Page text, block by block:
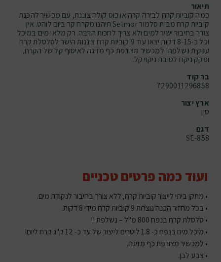
תיאור
כמה קוביות קרח לבירה קרה או כוס קולה צוננת, עם מכשיר להכנת
קוביות קרח מבית סלמור Selmor תיהנו מקרח קר ביום לוהט. אין
צורך בחיבור ישיר למים ולא צריך לחכות הרבה. רק מלאו מים במיכל
וכל כ-8-15 דקות יצאו עוד 9 קוביות קרח צוננות הישר לסלסלת קרח
ענקית נשלפת! למכשיר מצורפת כף מזיגה לאיסוף קל של הקרח,
ופקק ניקוז לטובת ניקוי קל.
בר קוד
7290011296858
ארץ יצור
סין
דגם
SE-858
ועוד כמה פרטים טכניים
• מתקן ביתי לייצור קוביות קרח, ללא צורך בחיבור לנקודת מים.
• בכל מחזור הכנה נוצרות 9 קוביות קרח מידי 8 דקות.
• סלסלת קרח בנפח 800 מ"ל – נשלפת !!
• מיכל מים בנפח כ- 1.8 ליטרים לייצור של עד כ- 12 ק"ג קרח ליום!
• למכשיר מצורפת כף מזיגה.
• צבע לבן.